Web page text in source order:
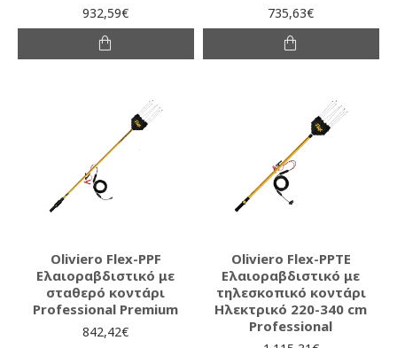
932,59€ 735,63€
Oliviero Flex-PPF
Ελαιοραβδιστικό με
σταθερό κοντάρι
Professional Premium
842,42€
Oliviero Flex-PPTE
Ελαιοραβδιστικό με
τηλεσκοπικό κοντάρι
Ηλεκτρικό 220-340 cm
Professional